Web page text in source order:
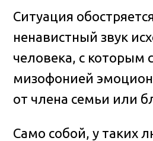
Ситуация
ненавистный звук
человека, с которым
мизофонией
от члена семьи или
Само собой, у таких